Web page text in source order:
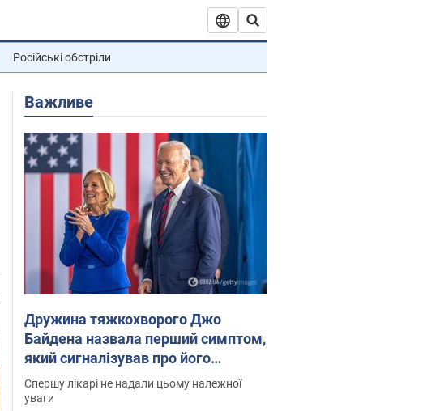
Російські обстріли
Важливе
Дружина тяжкохворого Джо
Байдена назвала перший симптом,
який сигналізував про його
"агресивний" рак
Спершу лікарі не надали цьому належної
уваги